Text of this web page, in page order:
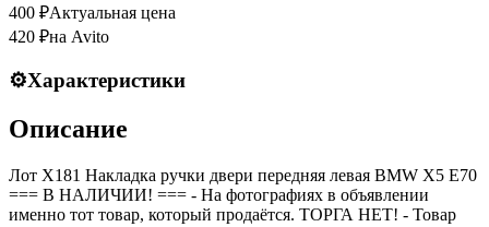
400 ₽Актуальная цена
420 ₽на Avito
⚙️Характеристики
Описание
Лот X181 Накладка ручки двери передняя левая BMW X5 E70
=== B НАЛИЧИИ! === - На фотографиях в объявлении
именно тот товар, который продаётся. ТОРГА НЕТ! - Товар